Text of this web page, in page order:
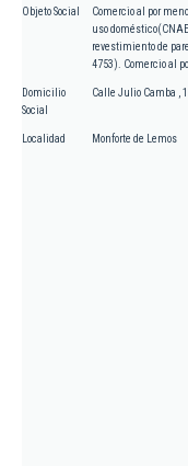
Objeto Social
Comercio al por
uso
revestimiento de
4753). Comercio al
Domicilio
Social
Calle Julio Camba , 1
Localidad Monforte de Lemos